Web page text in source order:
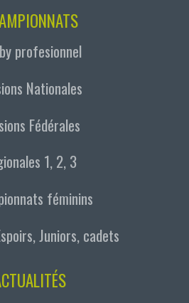
profesionnel
Nationales
Fédérales
1, 2, 3
féminins
Juniors, cadets